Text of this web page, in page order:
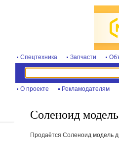
Спецтехника Запчасти
О проекте Рекламодателям
Соленоид модель
Продаётся Соленоид модель